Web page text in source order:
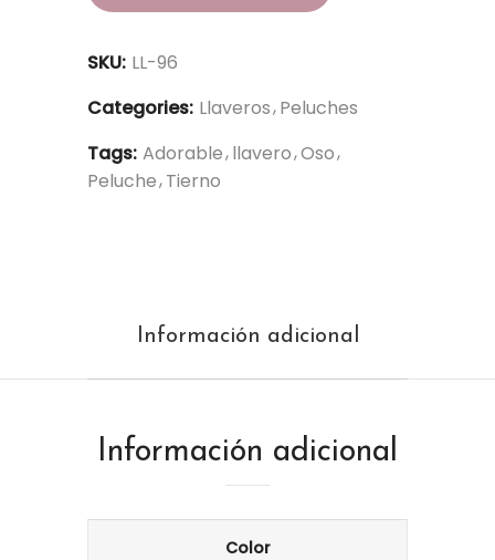
SKU: LL-96
Categories: Llaveros Peluches
Tags: Adorable llavero Oso
Peluche Tierno
Información adicional
Información adicional
Color